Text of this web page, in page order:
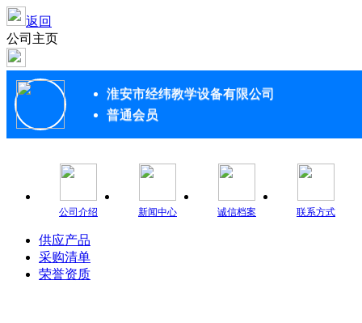
返回
公司主页
淮安市经纬教学设备有限公司
普通会员
公司介绍 新闻中心 诚信档案 联系方式
供应产品
采购清单
荣誉资质